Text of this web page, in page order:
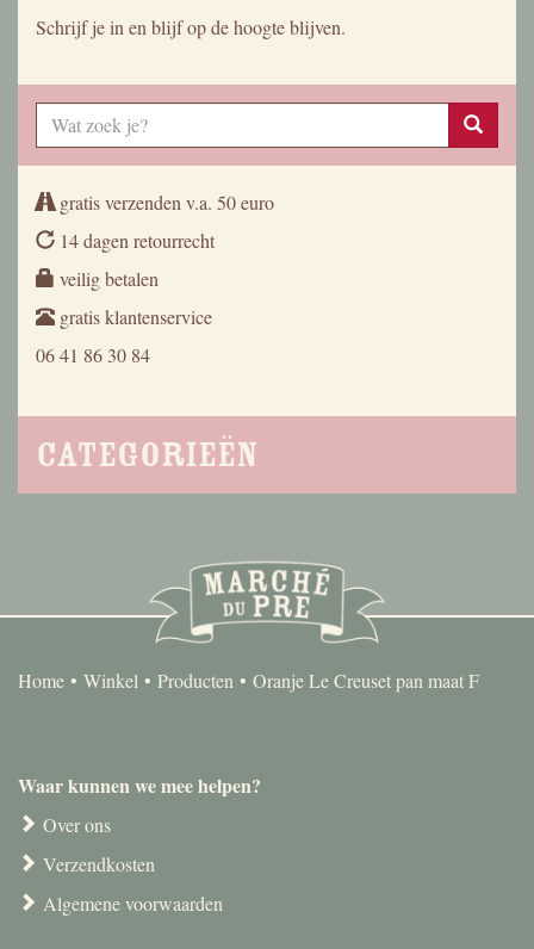
Schrijf je in en blijf op de hoogte blijven.
gratis verzenden v.a. 50 euro
14 dagen retourrecht
veilig betalen
gratis klantenservice
06 41 86 30 84
Categorieën
Home Winkel Producten Oranje Le Creuset pan maat F
Waar kunnen we mee helpen?
Over ons
Verzendkosten
Algemene voorwaarden